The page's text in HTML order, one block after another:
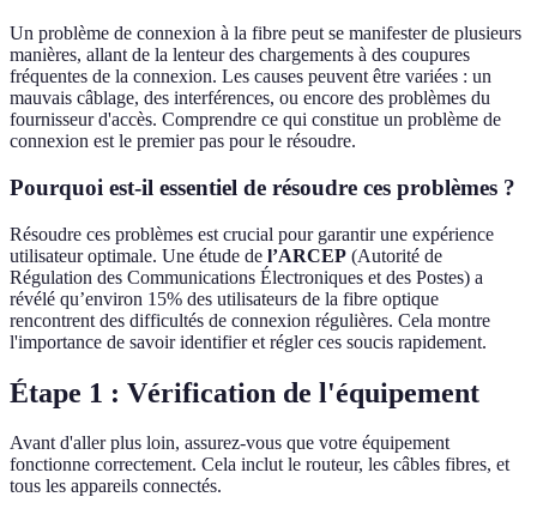
Un problème de connexion à la fibre peut se manifester de plusieurs
manières, allant de la lenteur des chargements à des coupures
fréquentes de la connexion. Les causes peuvent être variées : un
mauvais câblage, des interférences, ou encore des problèmes du
fournisseur d'accès. Comprendre ce qui constitue un problème de
connexion est le premier pas pour le résoudre.
Pourquoi est-il essentiel de résoudre ces problèmes ?
Résoudre ces problèmes est crucial pour garantir une expérience
utilisateur optimale. Une étude de l’ARCEP (Autorité de
Régulation des Communications Électroniques et des Postes) a
révélé qu’environ 15% des utilisateurs de la fibre optique
rencontrent des difficultés de connexion régulières. Cela montre
l'importance de savoir identifier et régler ces soucis rapidement.
Étape 1 : Vérification de l'équipement
Avant d'aller plus loin, assurez-vous que votre équipement
fonctionne correctement. Cela inclut le routeur, les câbles fibres, et
tous les appareils connectés.